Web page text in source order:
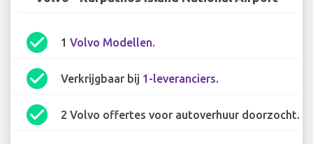
check_circle 1 Volvo Modellen.
check_circle Verkrijgbaar bij 1-leveranciers.
check_circle 2 Volvo offertes voor autoverhuur doorzocht.